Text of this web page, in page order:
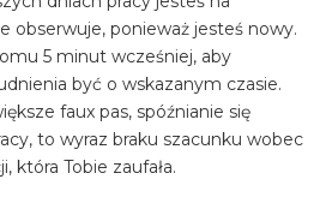
obserwuje, ponieważ jesteś nowy.
5 minut wcześniej, aby
być o wskazanym czasie.
faux pas, spóźnianie się
to wyraz braku szacunku wobec
która Tobie zaufała.